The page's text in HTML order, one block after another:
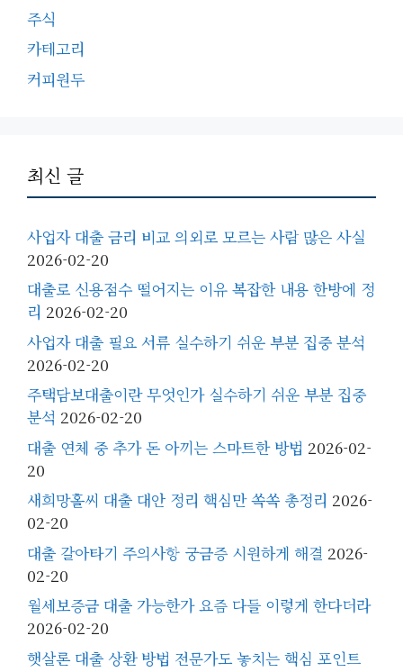
주식
카테고리
커피원두
최신 글
사업자 대출 금리 비교 의외로 모르는 사람 많은 사실
2026-02-20
대출로 신용점수 떨어지는 이유 복잡한 내용 한방에 정
리 2026-02-20
사업자 대출 필요 서류 실수하기 쉬운 부분 집중 분석
2026-02-20
주택담보대출이란 무엇인가 실수하기 쉬운 부분 집중
분석 2026-02-20
대출 연체 중 추가 돈 아끼는 스마트한 방법 2026-02-
20
새희망홀씨 대출 대안 정리 핵심만 쏙쏙 총정리 2026-
02-20
대출 갈아타기 주의사항 궁금증 시원하게 해결 2026-
02-20
월세보증금 대출 가능한가 요즘 다들 이렇게 한다더라
2026-02-20
햇살론 대출 상환 방법 전문가도 놓치는 핵심 포인트